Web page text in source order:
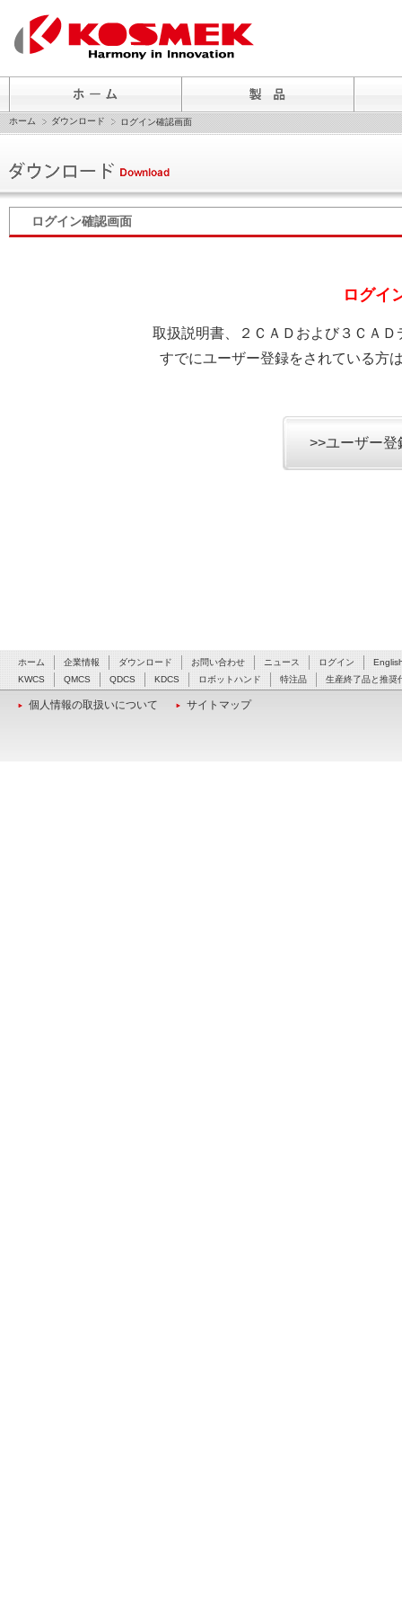
ホーム ダウンロード ログイン確認画面
ログイン確認画面
ログイ
取扱説明書、２ＣＡＤおよび３ＣＡ
すでにユーザー登録をされている方
>>ユーザー
ホーム 企業情報 ダウンロード お問い合わせ ニュース ログイン
KWCS
QMCS QDCS KDCS ロボットハンド 特注品 生産終了品と推奨
個人情報の取扱いについて サイトマップ